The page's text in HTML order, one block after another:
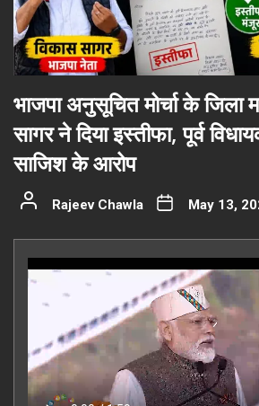
भाजपा अनुसूचित मोर्चा के जिला
सागर ने दिया इस्तीफा, पूर्व
साजिश के आरोप
Rajeev Chawla May 13,